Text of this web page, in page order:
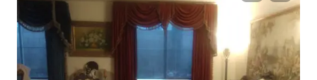
propriété comprend une cuisine gastronomique avec des plans
de travail en granit, plusieurs espaces de réception inté